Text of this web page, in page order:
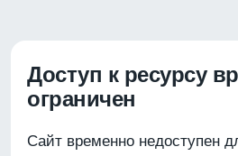
Доступ к ресурсу
ограничен
Сайт временно недоступен